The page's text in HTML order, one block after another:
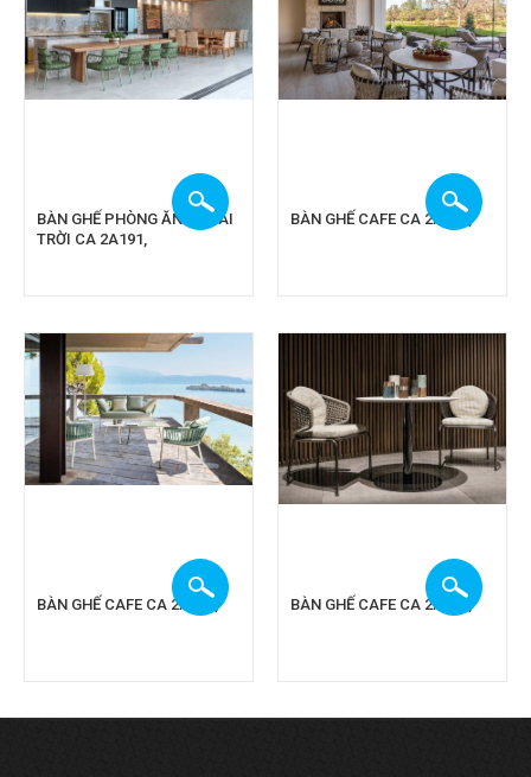
BÀN GHẾ PHÒNG ĂN NGOÀI
TRỜI CA 2A191,
BÀN GHẾ CAFE CA 2A108,
BÀN GHẾ CAFE CA 2A179, BÀN GHẾ CAFE CA 2A178,